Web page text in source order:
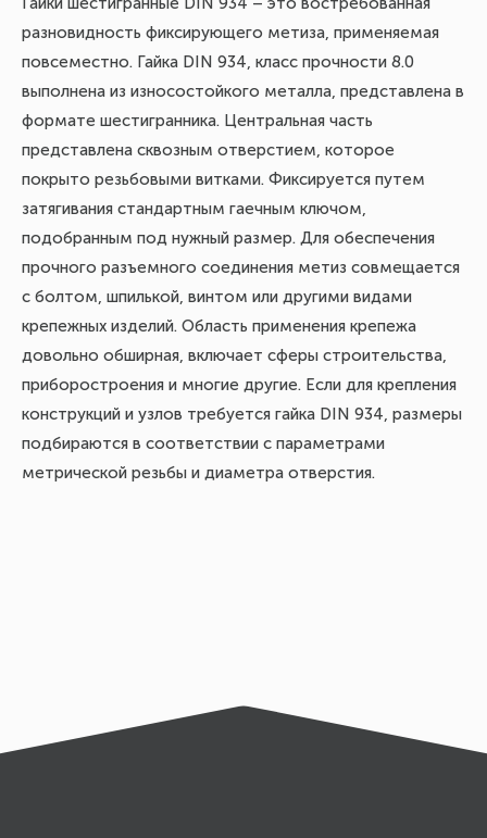
разновидность фиксирующего метиза, применяемая
повсеместно. Гайка DIN 934, класс прочности 8.0
выполнена из износостойкого металла, представлена в
формате шестигранника. Центральная часть
представлена сквозным отверстием, которое
покрыто резьбовыми витками. Фиксируется путем
затягивания стандартным гаечным ключом,
подобранным под нужный размер. Для обеспечения
прочного разъемного соединения метиз совмещается
с болтом, шпилькой, винтом или другими видами
крепежных изделий. Область применения крепежа
довольно обширная, включает сферы строительства,
приборостроения и многие другие. Если для крепления
конструкций и узлов требуется гайка DIN 934, размеры
подбираются в соответствии с параметрами
метрической резьбы и диаметра отверстия.